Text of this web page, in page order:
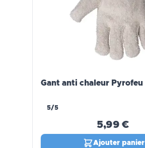
Gant anti chaleur Pyrofeu
5/5
5,99 €
Ajouter panier